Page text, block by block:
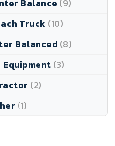
Balance (9)
Truck (10)
Balanced (8)
Equipment (3)
(2)
(1)